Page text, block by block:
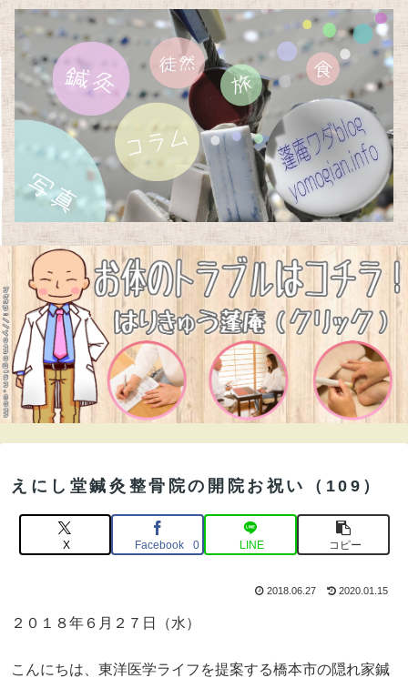
えにし堂鍼灸整骨院の開院お祝い（109）
X Facebook 0 LINE コピー
2018.06.27 2020.01.15
２０１８年６月２７日（水）
こんにちは、東洋医学ライフを提案する橋本市の隠れ家鍼